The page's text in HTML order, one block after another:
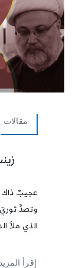
مقالات
عجيبٌ ذاك
وتصدٍّ
الذي ملأ
إقرأ المزيد